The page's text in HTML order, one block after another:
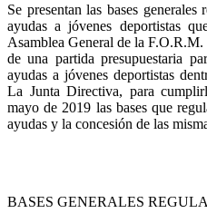
Se presentan las bases
ayudas a jóvenes deportistas
Asamblea General de la
de una partida presupuestaria
ayudas a jóvenes deportistas
La Junta Directiva, para
mayo de 2019 las bases que
ayudas y la concesión de las
BASES GENERALES